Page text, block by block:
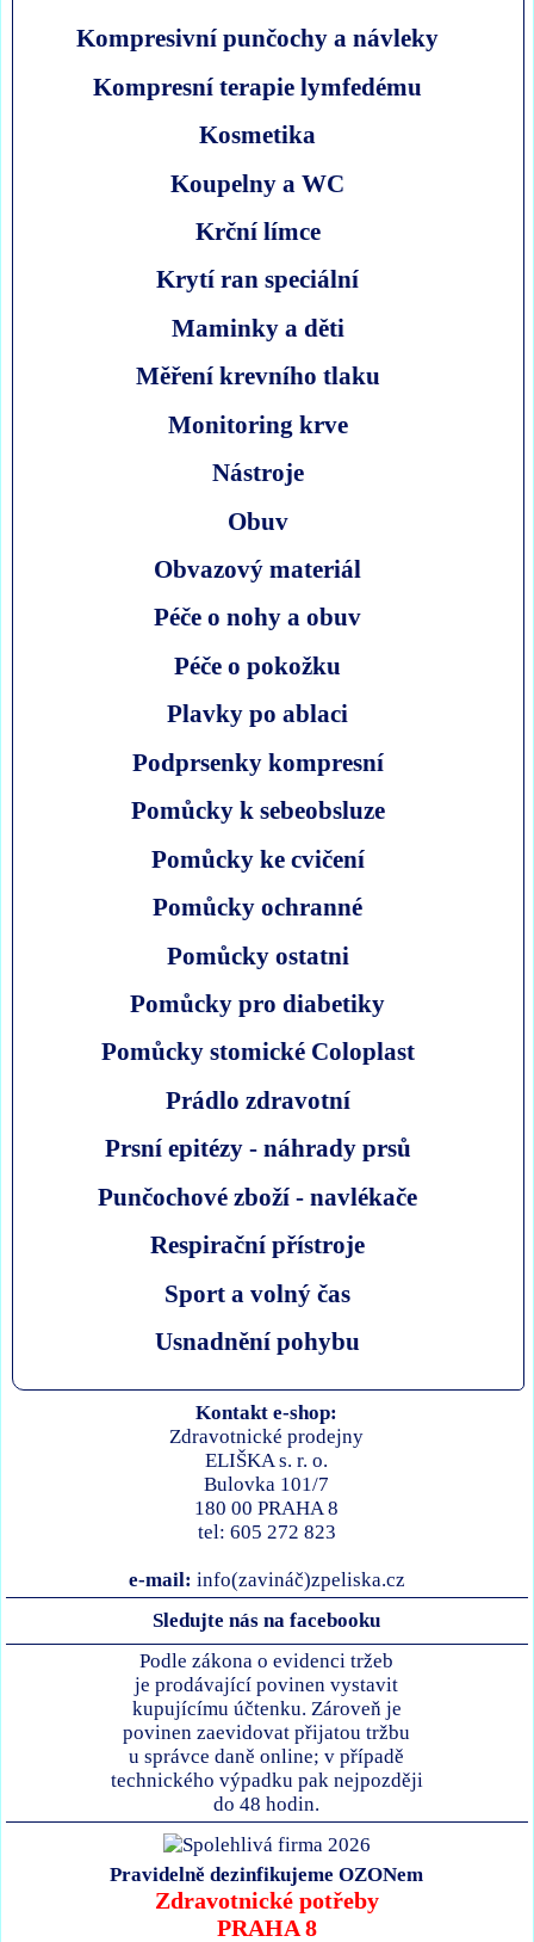
Kompresivní punčochy a návleky
Kompresní terapie lymfedému
Kosmetika
Koupelny a WC
Krční límce
Krytí ran speciální
Maminky a děti
Měření krevního tlaku
Monitoring krve
Nástroje
Obuv
Obvazový materiál
Péče o nohy a obuv
Péče o pokožku
Plavky po ablaci
Podprsenky kompresní
Pomůcky k sebeobsluze
Pomůcky ke cvičení
Pomůcky ochranné
Pomůcky ostatni
Pomůcky pro diabetiky
Pomůcky stomické Coloplast
Prádlo zdravotní
Prsní epitézy - náhrady prsů
Punčochové zboží - navlékače
Respirační přístroje
Sport a volný čas
Usnadnění pohybu
Kontakt e-shop:
Zdravotnické prodejny
ELIŠKA s. r. o.
Bulovka 101/7
180 00 PRAHA 8
tel: 605 272 823
e-mail: info(zavináč)zpeliska.cz
Sledujte nás na facebooku
Podle zákona o evidenci tržeb
je prodávající povinen vystavit
kupujícímu účtenku. Zároveň je
povinen zaevidovat přijatou tržbu
u správce daně online; v případě
technického výpadku pak nejpozději
do 48 hodin.
Pravidelně dezinfikujeme OZONem
Zdravotnické potřeby
PRAHA 8